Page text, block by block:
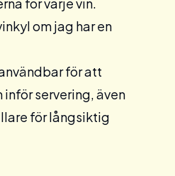
om jag har en
för att
inför servering, även
för långsiktig